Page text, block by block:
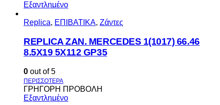
Εξαντλημένο
Replica, ΕΠΙΒΑΤΙΚΑ, Ζάντες
REPLICA ZAN. MERCEDES 1(1017) 66.46
8.5X19 5X112 GP35
0 out of 5
ΓΡΗΓΟΡΗ ΠΡΟΒΟΛΗ
Εξαντλημένο